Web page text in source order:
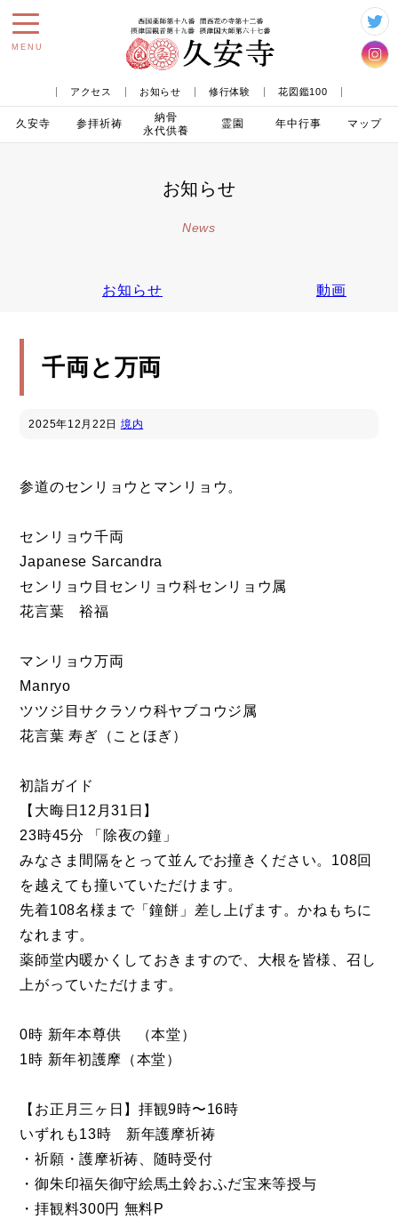
toggle
navigation
MENU
アクセス お知らせ 修行体験 花図鑑100
久安寺 参拝祈祷
納骨
永代供養
霊園 年中行事 マップ
お知らせ
News
お知らせ 動画
千両と万両
2025年12月22日 境内
参道のセンリョウとマンリョウ。
センリョウ千両
Japanese Sarcandra
センリョウ目センリョウ科センリョウ属
花言葉 裕福
マンリョウ万両
Manryo
ツツジ目サクラソウ科ヤブコウジ属
花言葉 寿ぎ（ことほぎ）
初詣ガイド
【大晦日12月31日】
23時45分 「除夜の鐘」
みなさま間隔をとって並んでお撞きください。108回
を越えても撞いていただけます。
先着108名様まで「鐘餅」差し上げます。かねもちに
なれます。
薬師堂内暖かくしておきますので、大根を皆様、召し
上がっていただけます。
0時 新年本尊供 （本堂）
1時 新年初護摩（本堂）
【お正月三ヶ日】拝観9時〜16時
いずれも13時 新年護摩祈祷
・祈願・護摩祈祷、随時受付
・御朱印福矢御守絵馬土鈴おふだ宝来等授与
・拝観料300円 無料P